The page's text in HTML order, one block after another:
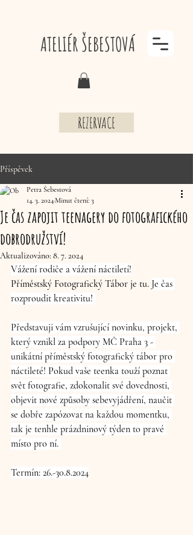
ATELIÉR ŠEBESTOVÁ
REZERVACE
Příspěvek
Je čas zapojit teenagery do fotografického
dobrodružství!
Petra Šebestová
14. 3. 2024Minut čtení: 3
Aktualizováno: 8. 7. 2024
Vážení rodiče a vážení náctiletí!
Příměstský Fotografický Tábor je tu. Je čas
rozproudit kreativitu!
Představuji vám vzrušující novinku, projekt,
který vznikl za podpory MČ Praha 3 -
unikátní příměstský fotografický tábor pro
náctileté! Pokud vaše teenka touží poznat
svět fotografie, zdokonalit své dovednosti,
objevit nové způsoby sebevyjádření, naučit
se dobře zapózovat na každou momentku,
tak je tenhle prázdninový týden to pravé
místo pro ní.
Termín: 26.-30.8.2024